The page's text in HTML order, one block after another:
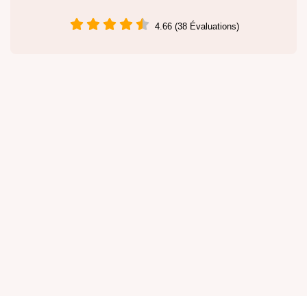
4.66 (38 Évaluations)